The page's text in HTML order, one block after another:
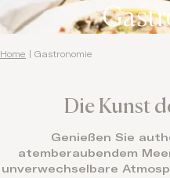
Home Gastronomie
Die Kunst
Genießen Sie
atemberaubendem
unverwechselbare